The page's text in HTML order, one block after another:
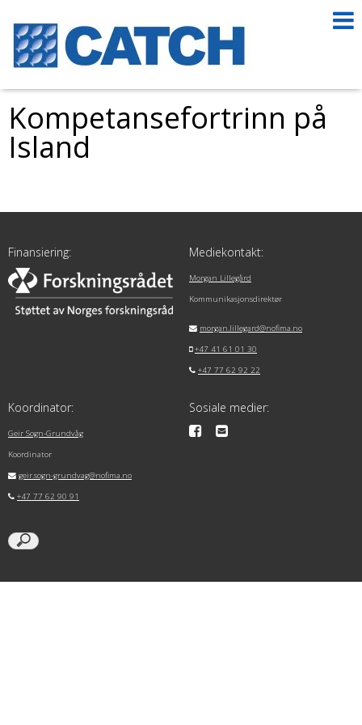
Kompetansefortrinn på
Island
Finansiering: Mediekontakt:
Morgan Lillegård
Kommunikasjonsdirektør
morgan.lillegard@nofima.no
+47 41 61 01 30
+47 77 62 92 22
Koordinator:
Geir Sogn-Grundvåg
Koordinator
geir.sogn-grundvag@nofima.no
+47 77 62 90 91
Sosiale medier: